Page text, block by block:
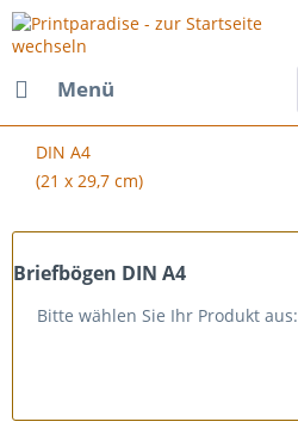
Menü
DIN A4
(21 x 29,7 cm)
Briefbögen DIN A4
Bitte wählen Sie Ihr Produkt aus: